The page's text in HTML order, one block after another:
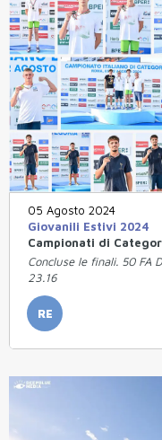
05 Agosto 2024
Giovanili Estivi 2024
Campionati di
Concluse le finali. 50 FA
23.16
RE